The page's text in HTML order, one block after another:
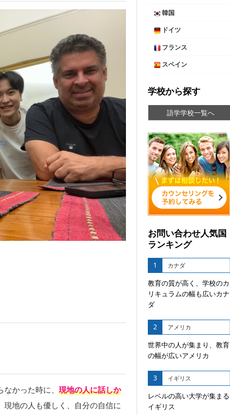
かった時に、 現地の人に話しか
地の人も優しく、自分の自信に
韓国
ドイツ
フランス
スペイン
学校から探す
語学学校一覧へ
お問い合わせ人気国
ランキング
1 カナダ
教育の質が高く、学校のカ
リキュラムの幅も広いカナ
ダ
2 アメリカ
世界中の人が集まり、教育
の幅が広いアメリカ
3 イギリス
レベルの高い大学が集まる
イギリス